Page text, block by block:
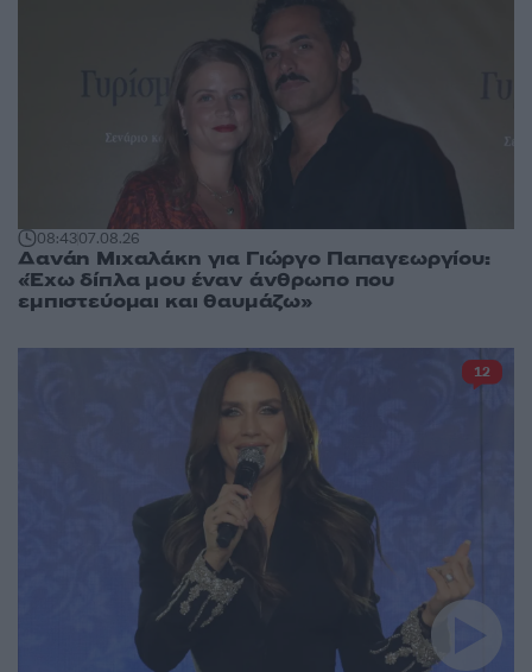
08:4307.08.26
Δανάη Μιχαλάκη για Γιώργο Παπαγεωργίου:
«Έχω δίπλα μου έναν άνθρωπο που
εμπιστεύομαι και θαυμάζω»
12